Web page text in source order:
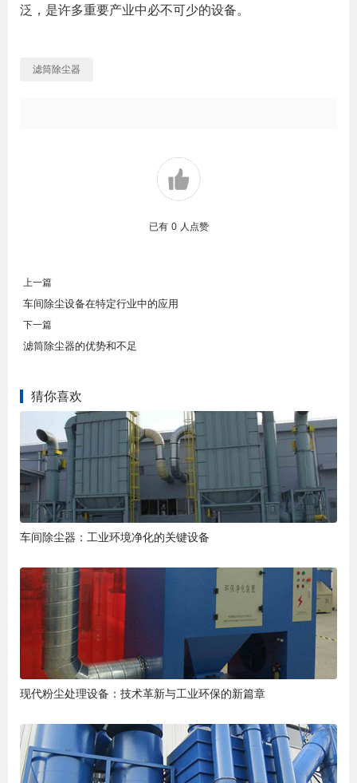
泛，是许多重要产业中必不可少的设备。
滤筒除尘器
已有 0 人点赞
上一篇
车间除尘设备在特定行业中的应用
下一篇
滤筒除尘器的优势和不足
猜你喜欢
车间除尘器：工业环境净化的关键设备
现代粉尘处理设备：技术革新与工业环保的新篇章